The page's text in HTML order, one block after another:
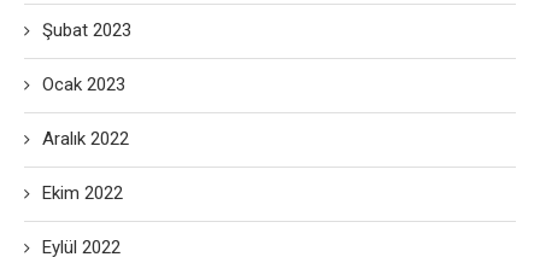
Şubat 2023
Ocak 2023
Aralık 2022
Ekim 2022
Eylül 2022